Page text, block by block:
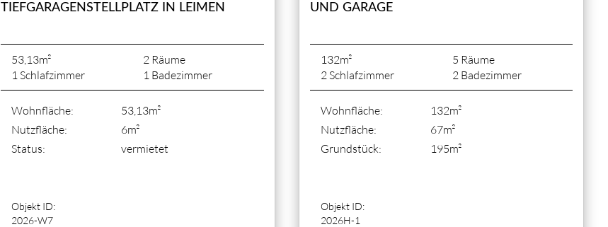
TIEFGARAGENSTELLPLATZ IN LEIMEN
53,13m²
2 Räume
1 Schlafzimmer
1 Badezimmer
Wohnfläche:
53,13m²
Nutzfläche:
6m²
Status:
vermietet
Objekt ID:
2026-W7
UND GARAGE
132m²
5 Räume
2 Schlafzimmer
2 Badezimmer
Wohnfläche:
132m²
Nutzfläche:
67m²
Grundstück:
195m²
Objekt ID:
2026H-1